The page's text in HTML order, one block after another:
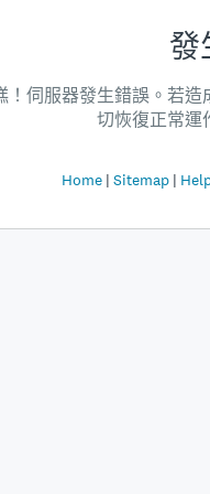
發
！伺服器發生錯誤。若
切恢復正常運
Home Sitemap